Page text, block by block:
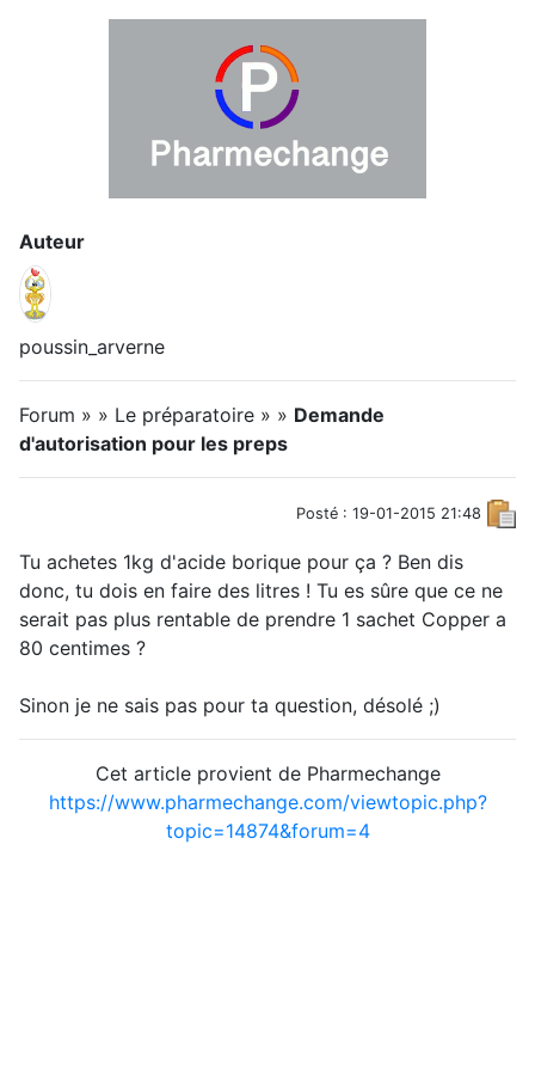
Auteur
poussin_arverne
Forum » » Le préparatoire » » Demande
d'autorisation pour les preps
Posté : 19-01-2015 21:48
Tu achetes 1kg d'acide borique pour ça ? Ben dis
donc, tu dois en faire des litres ! Tu es sûre que ce ne
serait pas plus rentable de prendre 1 sachet Copper a
80 centimes ?
Sinon je ne sais pas pour ta question, désolé ;)
Cet article provient de Pharmechange
https://www.pharmechange.com/viewtopic.php?
topic=14874&forum=4